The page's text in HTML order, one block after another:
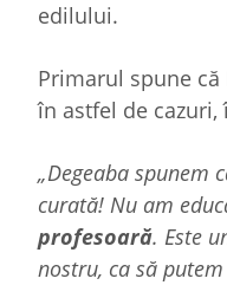
edilului.
Primarul spune
în astfel de
„Degeaba spunem
curată! Nu am
profesoară. Este
nostru, ca să